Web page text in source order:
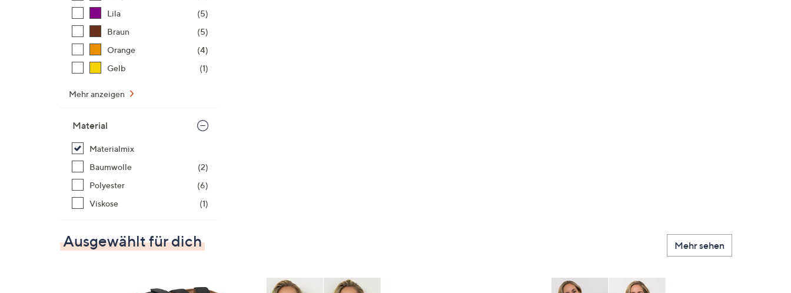
Lila
(5)
Braun
(5)
Orange
(4)
Gelb
(1)
Mehr anzeigen
Material
Materialmix
Baumwolle
(2)
Polyester
(6)
Viskose
(1)
Ausgewählt für dich Mehr sehen